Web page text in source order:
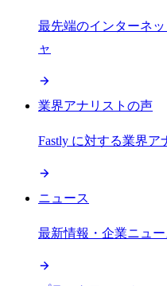
最先端のインターネ
ャ
業界アナリストの声
Fastly に対する業界ア
ニュース
最新情報・企業ニュー